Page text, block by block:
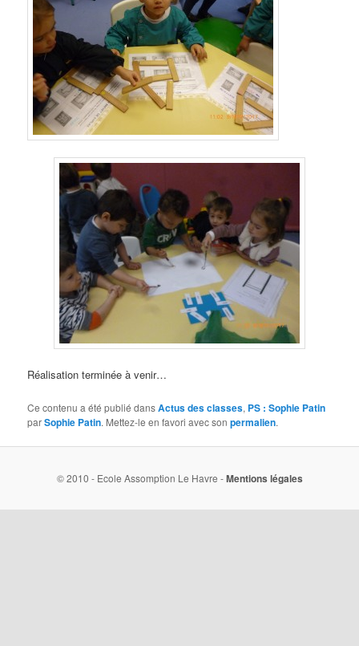
Réalisation terminée à venir…
Ce contenu a été publié dansActus des classes, PS : Sophie Patin
parSophie Patin. Mettez-le en favori avec sonpermalien.
© 2010 - Ecole Assomption Le Havre -Mentions légales